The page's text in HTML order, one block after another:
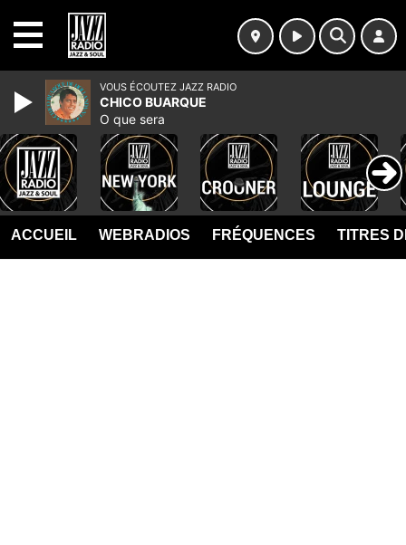
ACCUEIL WEBRADIOS FRÉQUENCES TITRES
VOUS ÉCOUTEZ JAZZ RADIO
CHICO BUARQUE
O que sera